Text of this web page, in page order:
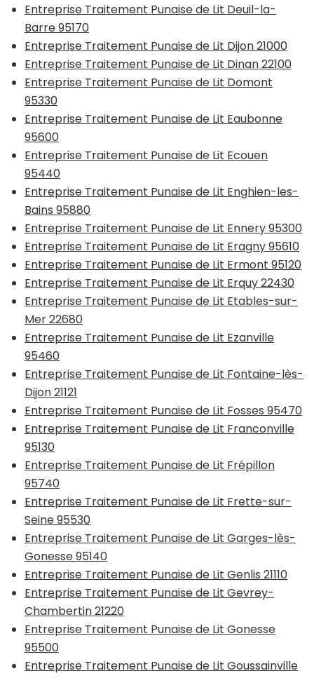
Entreprise Traitement Punaise de Lit Deuil-la-
Barre 95170
Entreprise Traitement Punaise de Lit Dijon 21000
Entreprise Traitement Punaise de Lit Dinan 22100
Entreprise Traitement Punaise de Lit Domont
95330
Entreprise Traitement Punaise de Lit Eaubonne
95600
Entreprise Traitement Punaise de Lit Ecouen
95440
Entreprise Traitement Punaise de Lit Enghien-les-
Bains 95880
Entreprise Traitement Punaise de Lit Ennery 95300
Entreprise Traitement Punaise de Lit Eragny 95610
Entreprise Traitement Punaise de Lit Ermont 95120
Entreprise Traitement Punaise de Lit Erquy 22430
Entreprise Traitement Punaise de Lit Etables-sur-
Mer 22680
Entreprise Traitement Punaise de Lit Ezanville
95460
Entreprise Traitement Punaise de Lit Fontaine-lès-
Dijon 21121
Entreprise Traitement Punaise de Lit Fosses 95470
Entreprise Traitement Punaise de Lit Franconville
95130
Entreprise Traitement Punaise de Lit Frépillon
95740
Entreprise Traitement Punaise de Lit Frette-sur-
Seine 95530
Entreprise Traitement Punaise de Lit Garges-lès-
Gonesse 95140
Entreprise Traitement Punaise de Lit Genlis 21110
Entreprise Traitement Punaise de Lit Gevrey-
Chambertin 21220
Entreprise Traitement Punaise de Lit Gonesse
95500
Entreprise Traitement Punaise de Lit Goussainville